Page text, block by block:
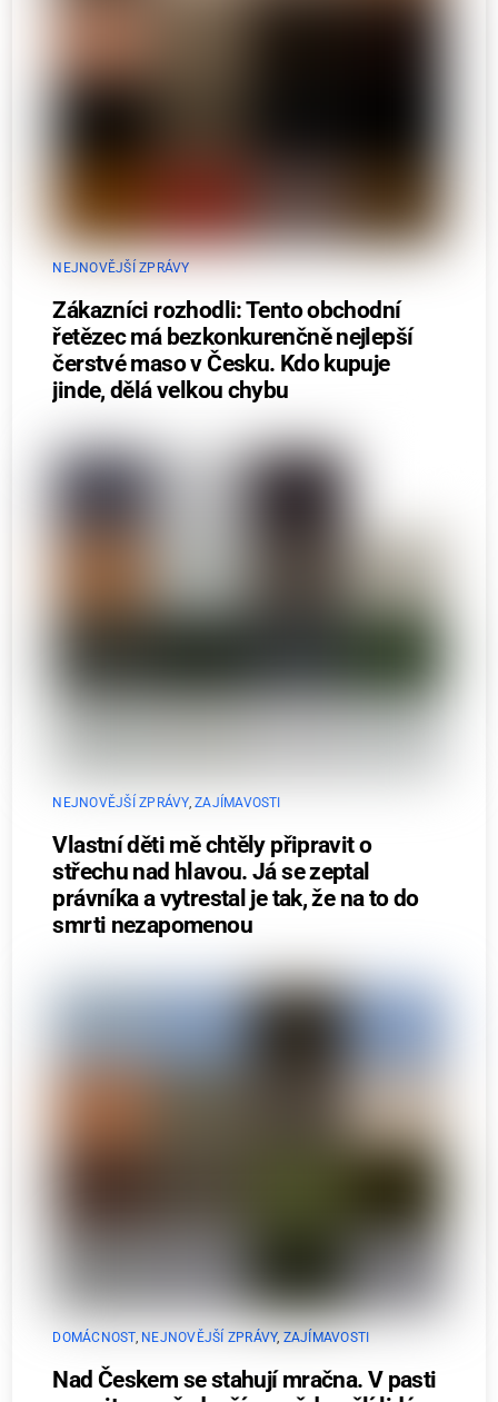
NEJNOVĚJŠÍ ZPRÁVY
Zákazníci rozhodli: Tento obchodní
řetězec má bezkonkurenčně nejlepší
čerstvé maso v Česku. Kdo kupuje
jinde, dělá velkou chybu
NEJNOVĚJŠÍ ZPRÁVY,ZAJÍMAVOSTI
Vlastní děti mě chtěly připravit o
střechu nad hlavou. Já se zeptal
právníka a vytrestal je tak, že na to do
smrti nezapomenou
DOMÁCNOST, NEJNOVĚJŠÍ ZPRÁVY, ZAJÍMAVOSTI
Nad Českem se stahují mračna. V pasti